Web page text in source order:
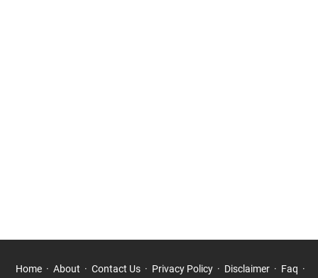
Home About Contact Us Privacy Policy Disclaimer Faq